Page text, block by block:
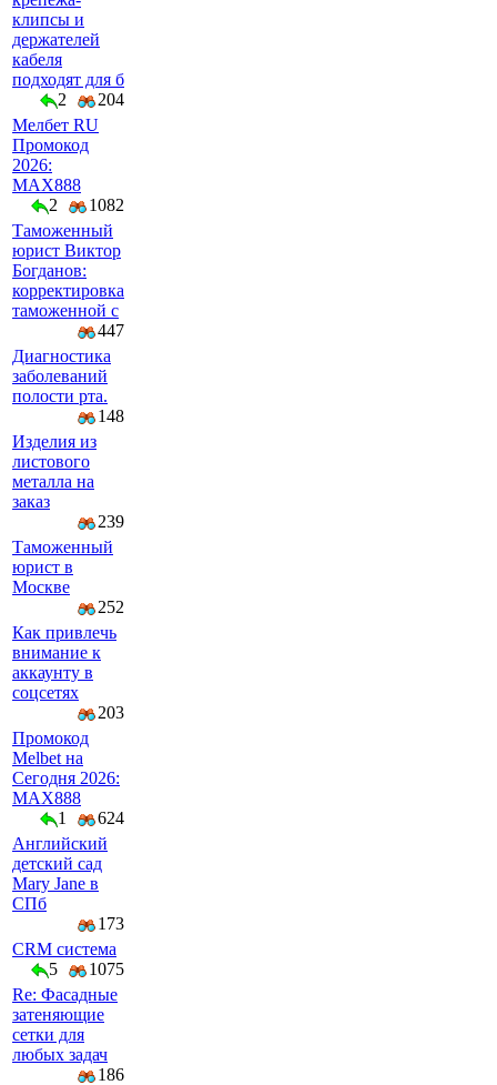
клипсы и
держателей
кабеля
подходят для б
2
204
Мелбет RU
Промокод
2026:
MAX888
2
1082
Таможенный
юрист Виктор
Богданов:
корректировка
таможенной с
447
Диагностика
заболеваний
полости рта.
148
Изделия из
листового
металла на
заказ
239
Таможенный
юрист в
Москве
252
Как привлечь
внимание к
аккаунту в
соцсетях
203
Промокод
Melbet на
Сегодня 2026:
MAX888
1
624
Английский
детский сад
Mary Jane в
СПб
173
CRM система
5
1075
Re: Фасадные
затеняющие
сетки для
любых задач
186